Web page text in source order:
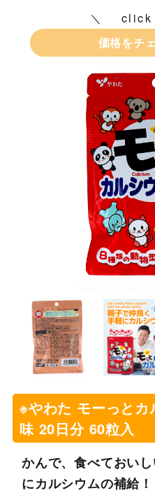
click
価格をチ
※やわた モーっとカ
味 20日分 60粒入
かんで、食べておい
にカルシウムの補給！